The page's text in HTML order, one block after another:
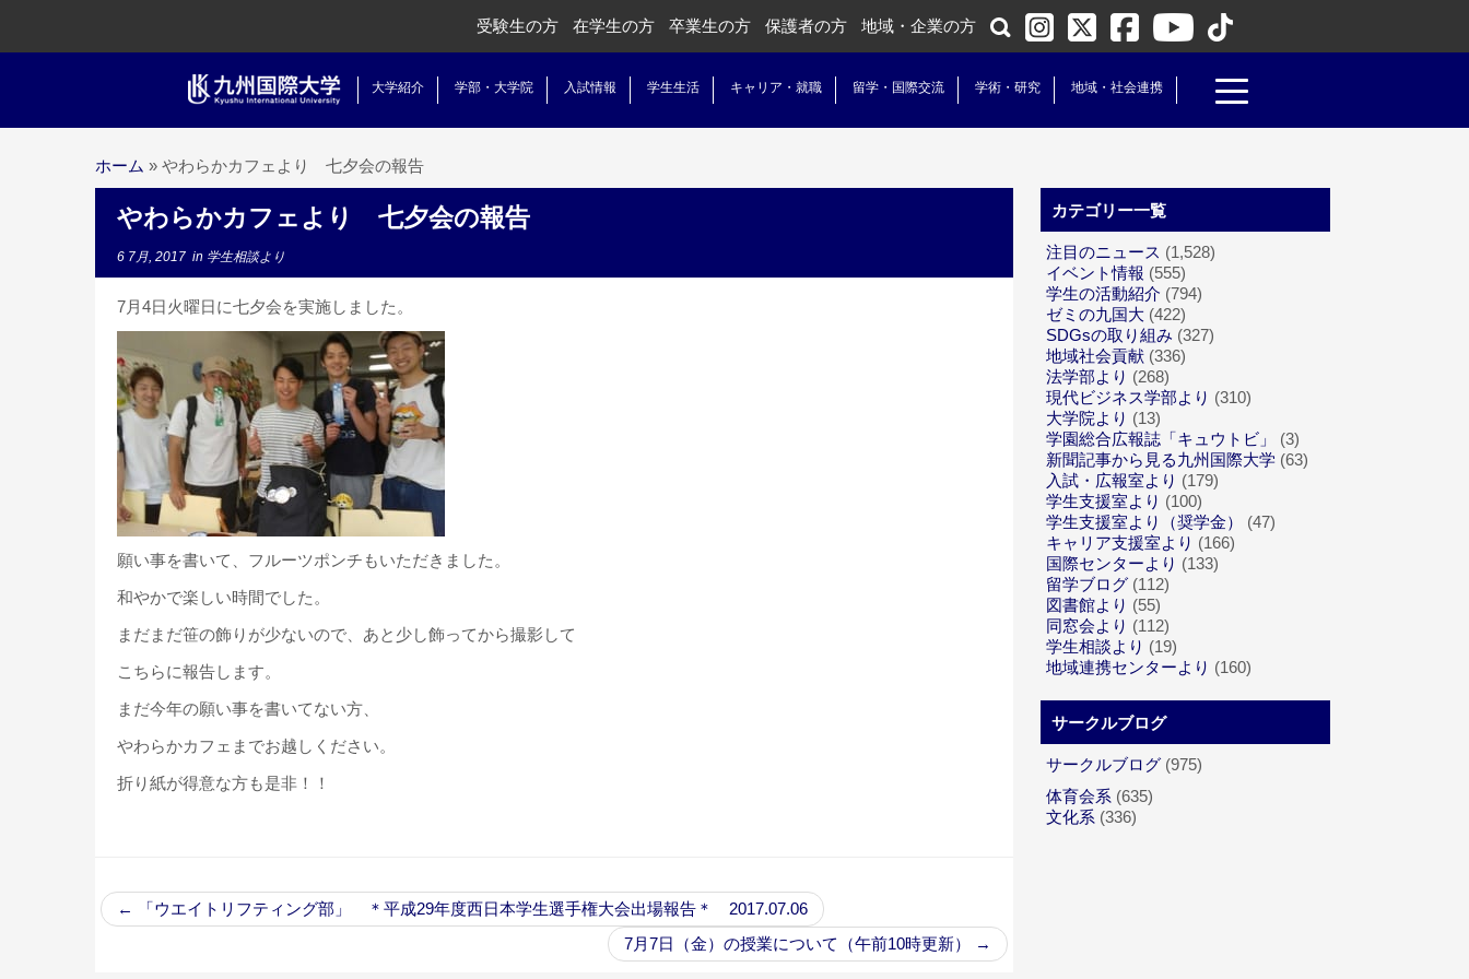
受験生の方 在学生の方 卒業生の方 保護者の方 地域・企業の方
大学紹介 学部・大学院 入試情報 学生生活 キャリア・就職 留学・国際交流 学術・研究 地域・社会連携
ホーム » やわらかカフェより 七夕会の報告
やわらかカフェより 七夕会の報告
6 7月, 2017 in 学生相談より
7月4日火曜日に七夕会を実施しました。
願い事を書いて、フルーツポンチもいただきました。
和やかで楽しい時間でした。
まだまだ笹の飾りが少ないので、あと少し飾ってから撮影して
こちらに報告します。
まだ今年の願い事を書いてない方、
やわらかカフェまでお越しください。
折り紙が得意な方も是非！！
←
「ウエイトリフティング部」 ＊平成29年度西日本学生選手権大会出場報告＊ 2017.07.06
7月7日（金）の授業について（午前10時更新）
→
カテゴリー一覧
注目のニュース (1,528)
イベント情報 (555)
学生の活動紹介 (794)
ゼミの九国大 (422)
SDGsの取り組み (327)
地域社会貢献 (336)
法学部より (268)
現代ビジネス学部より (310)
大学院より (13)
学園総合広報誌「キュウトビ」
(3)
新聞記事から見る九州国際大学 (63)
入試・広報室より (179)
学生支援室より (100)
学生支援室より（奨学金）
(47)
キャリア支援室より (166)
国際センターより (133)
留学ブログ (112)
図書館より (55)
同窓会より (112)
学生相談より (19)
地域連携センターより (160)
サークルブログ
サークルブログ (975)
体育会系 (635)
文化系 (336)